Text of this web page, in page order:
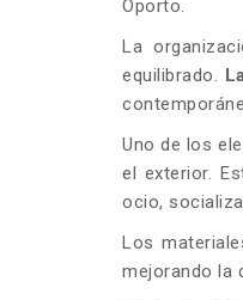
Oporto.
La
equilibrado.
Uno de los
el exterior.
ocio,
Los
mejorando la